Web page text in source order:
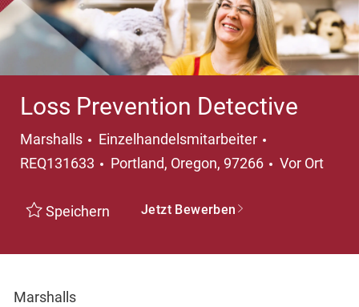
Loss Prevention Detective
Marshalls Kategorie
Einzelhandelsmitarbeiter
REQ131633
Ort
Portland, Oregon, 97266 Vor Ort
Speichern Jetzt Bewerben
Marshalls